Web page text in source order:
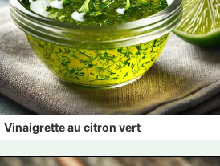
Vinaigrette au citron vert